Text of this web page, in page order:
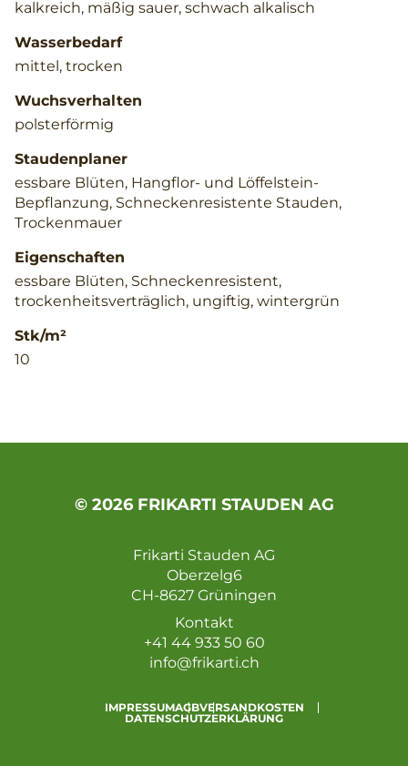
kalkreich, mäßig sauer, schwach alkalisch
Wasserbedarf
mittel, trocken
Wuchsverhalten
polsterförmig
Staudenplaner
essbare Blüten, Hangflor- und Löffelstein-
Bepflanzung, Schneckenresistente Stauden,
Trockenmauer
Eigenschaften
essbare Blüten, Schneckenresistent,
trockenheitsverträglich, ungiftig, wintergrün
Stk/m²
10
© 2026 FRIKARTI STAUDEN AG
Frikarti Stauden AG
Oberzelg6
CH-8627 Grüningen
Kontakt
+41 44 933 50 60
info@frikarti.ch
IMPRESSUMAGBVERSANDKOSTEN
DATENSCHUTZERKLÄRUNG